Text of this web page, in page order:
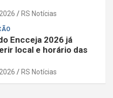
RS Notícias
Encceja 2026 já
local e horário das
RS Notícias